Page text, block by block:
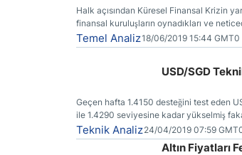
Halk açısından Küresel Finansal Krizin
finansal kuruluşların oynadıkları ve
faturasının kendilerine (vergi ödeyenlere)
Temel Analiz18/06/2019 15:44 GMT0
Geçen hafta 1.4150 desteğini test eden
ile 1.4290 seviyesine kadar yükselmiş
ertesinde yönünü yeniden aşağı
Teknik Analiz24/04/2019 07:59
Altın Fiyatları